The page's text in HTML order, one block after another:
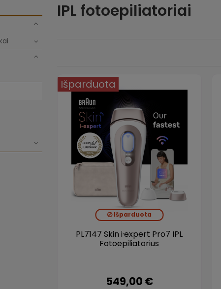
IPL fotoepiliatoriai
Išparduota
Išparduota
PL7147 Skin i·expert Pro7 IPL
Fotoepiliatorius
549,00 €